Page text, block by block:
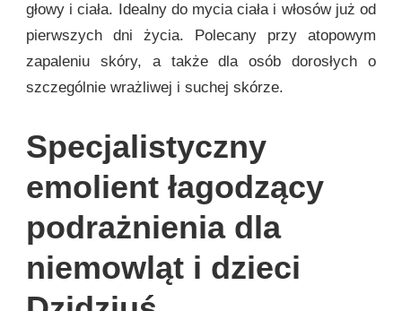
głowy i ciała. Idealny do mycia ciała i włosów już od
pierwszych dni życia. Polecany przy atopowym
zapaleniu skóry, a także dla osób dorosłych o
szczególnie wrażliwej i suchej skórze.
Specjalistyczny
emolient łagodzący
podrażnienia dla
niemowląt i dzieci